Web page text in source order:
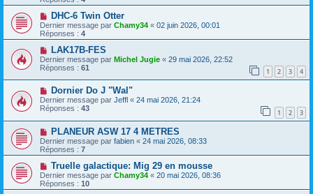
DHC-6 Twin Otter
Dernier message par Chamy34 « 02 juin 2026, 00:01
Réponses : 4
LAK17B-FES
Dernier message par Michel Jugie « 29 mai 2026, 22:52
Réponses : 61 1 2 3 4
Dornier Do J "Wal"
Dernier message par Jeffl « 24 mai 2026, 21:24
Réponses : 43 1 2 3
PLANEUR ASW 17 4 METRES
Dernier message par fabien « 24 mai 2026, 08:33
Réponses : 7
Truelle galactique: Mig 29 en mousse
Dernier message par Chamy34 « 20 mai 2026, 08:36
Réponses : 10